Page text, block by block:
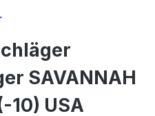
SAVANNAH
10) USA